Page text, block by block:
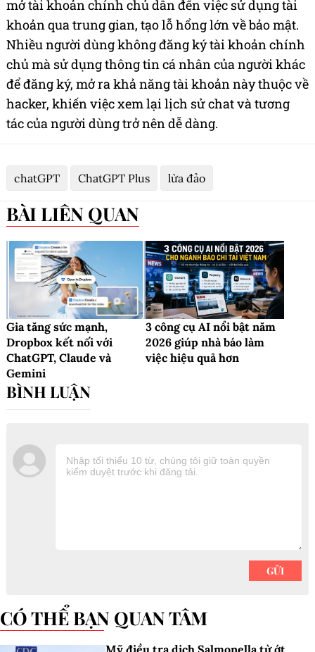
mở tài khoản chính chủ dẫn đến việc sử dụng tài
khoản qua trung gian, tạo lỗ hổng lớn về bảo mật.
Nhiều người dùng không đăng ký tài khoản chính
chủ mà sử dụng thông tin cá nhân của người khác
để đăng ký, mở ra khả năng tài khoản này thuộc về
hacker, khiến việc xem lại lịch sử chat và tương
tác của người dùng trở nên dễ dàng.
chatGPT ChatGPT Plus lừa đảo
BÀI LIÊN QUAN
Gia tăng sức mạnh,
Dropbox kết nối với
ChatGPT, Claude và
Gemini
3 công cụ AI nổi bật năm
2026 giúp nhà báo làm
việc hiệu quả hơn
CÓ THỂ BẠN QUAN TÂM